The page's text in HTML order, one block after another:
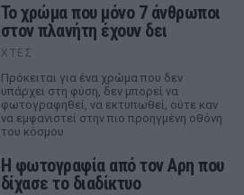
Το χρώμα που μόνο 7 άνθρωποι
στον πλανήτη έχουν δει
ΧΤΕΣ
Πρόκειται για ένα χρώμα που δεν
υπάρχει στη φύση, δεν μπορεί να
φωτογραφηθεί, να εκτυπωθεί, ούτε καν
να εμφανιστεί στην πιο προηγμένη οθόνη
του κόσμου
Η φωτογραφία από τον Αρη που
δίχασε το διαδίκτυο